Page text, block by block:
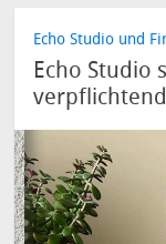
Echo Studio und
Echo Studio